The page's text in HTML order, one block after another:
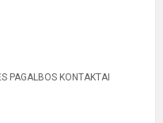
PAGALBOS KONTAKTAI